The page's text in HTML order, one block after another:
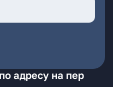
адресу на пер